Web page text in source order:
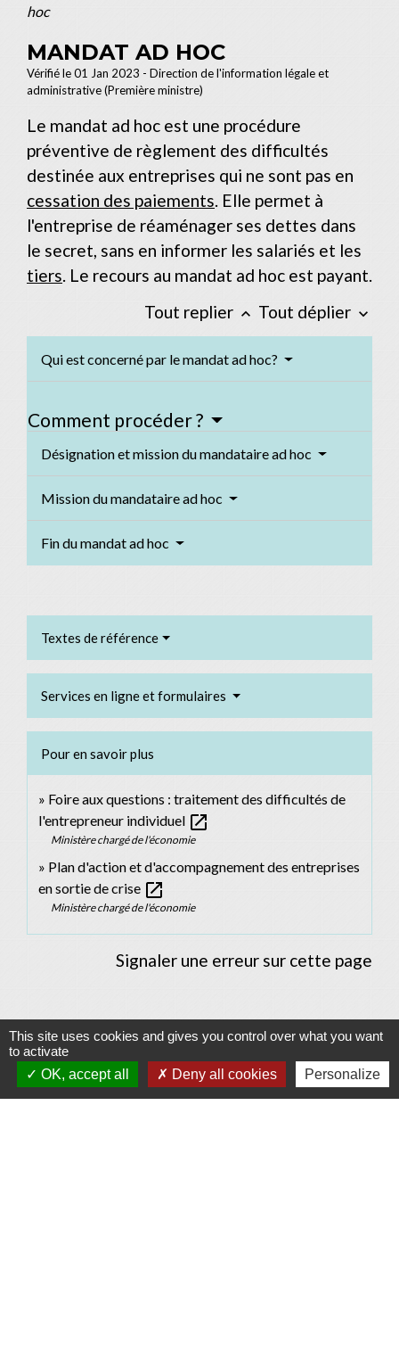
hoc
MANDAT AD HOC
Vérifié le 01 Jan 2023 - Direction de l'information légale et
administrative (Première ministre)
Le mandat ad hoc est une procédure
préventive de règlement des difficultés
destinée aux entreprises qui ne sont pas en
cessation des paiements . Elle permet à
l'entreprise de réaménager ses dettes dans
le secret, sans en informer les salariés et les
tiers . Le recours au mandat ad hoc est payant.
Tout replier keyboard_arrow_up Tout déplier keyboard_arrow_down
Qui est concerné par le mandat ad hoc?
Comment procéder ?
Désignation et mission du mandataire ad hoc
Mission du mandataire ad hoc
Fin du mandat ad hoc
Textes de référence
Services en ligne et formulaires
Pour en savoir plus
Foire aux questions : traitement des difficultés de
l'entrepreneur individuel open_in_new
Ministère chargé de l'économie
Plan d'action et d'accompagnement des entreprises
en sortie de crise open_in_new
Ministère chargé de l'économie
Signaler une erreur sur cette page
Contacts
Commune d'Allan
This site uses cookies and gives you control over what you want
to activate
OK, accept all
Deny all cookies Personalize